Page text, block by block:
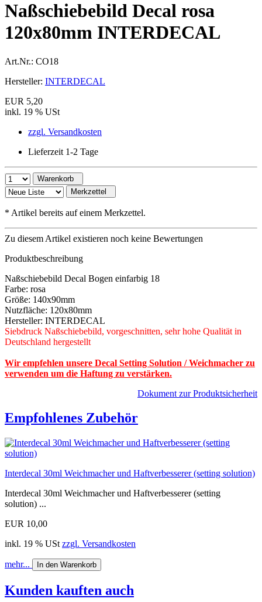
Naßschiebebild Decal rosa
120x80mm INTERDECAL
Art.Nr.: CO18
Hersteller: INTERDECAL
EUR 5,20
inkl. 19 % USt
zzgl. Versandkosten
Lieferzeit 1-2 Tage
Warenkorb
Merkzettel
* Artikel bereits auf einem Merkzettel.
Zu diesem Artikel existieren noch keine Bewertungen
Produktbeschreibung
Naßschiebebild Decal Bogen einfarbig 18
Farbe: rosa
Größe: 140x90mm
Nutzfläche: 120x80mm
Hersteller: INTERDECAL
Siebdruck Naßschiebebild, vorgeschnitten, sehr hohe Qualität in
Deutschland hergestellt
Wir empfehlen unsere Decal Setting Solution / Weichmacher zu
verwenden um die Haftung zu verstärken.
Dokument zur Produktsicherheit
Empfohlenes Zubehör
Interdecal 30ml Weichmacher und Haftverbesserer (setting solution)
Interdecal 30ml Weichmacher und Haftverbesserer (setting
solution) ...
EUR 10,00
inkl. 19 % USt zzgl. Versandkosten
mehr... In den Warenkorb
Kunden kauften auch